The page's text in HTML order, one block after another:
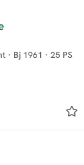
· Bj 1961 ·25 PS